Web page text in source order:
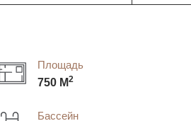
Площадь
750 М2
Бассейн